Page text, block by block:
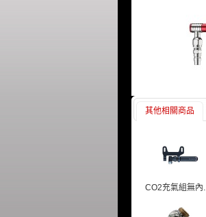
其他相關商品
CO2充氣組無內...